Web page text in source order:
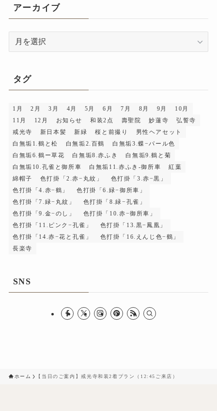
アーカイブ
ー
イ
ブ
タグ
1月 2月 3月 4月 5月 6月 7月 8月 9月
10月
11月
12月 お知らせ 和装2点 壽聖院 妙蓮寺
弘誓寺
戒光寺
新日本髪 新緑 桜と前撮り
男性ヘアセット
白無垢1.鶴と松
白無垢2.百鶴
白無垢3.蝶−パール色
白無垢6.鶴ー草花
白無垢8.赤ふき
白無垢9.鶴と菊
白無垢10.孔雀と御所車
白無垢11.赤ふき-御所車
紅葉
綿帽子
色打掛「2.赤−丸紋」
色打掛「3.赤−黒」
色打掛「4.赤−鶴」
色打掛「6.緑−御所車」
色打掛「7.緑−丸紋」
色打掛「8.緑−孔雀」
色打掛「9.金−のし」
色打掛「10.赤−御所車」
色打掛「11.ピンク−孔雀」
色打掛「13.黒−鳳凰」
色打掛「14.赤−花と孔雀」
色打掛「16.えんじ色−鶴」
長楽寺
SNS
ホーム 【当日のご案内】戒光寺和装2着プラン（12:45ご来店）